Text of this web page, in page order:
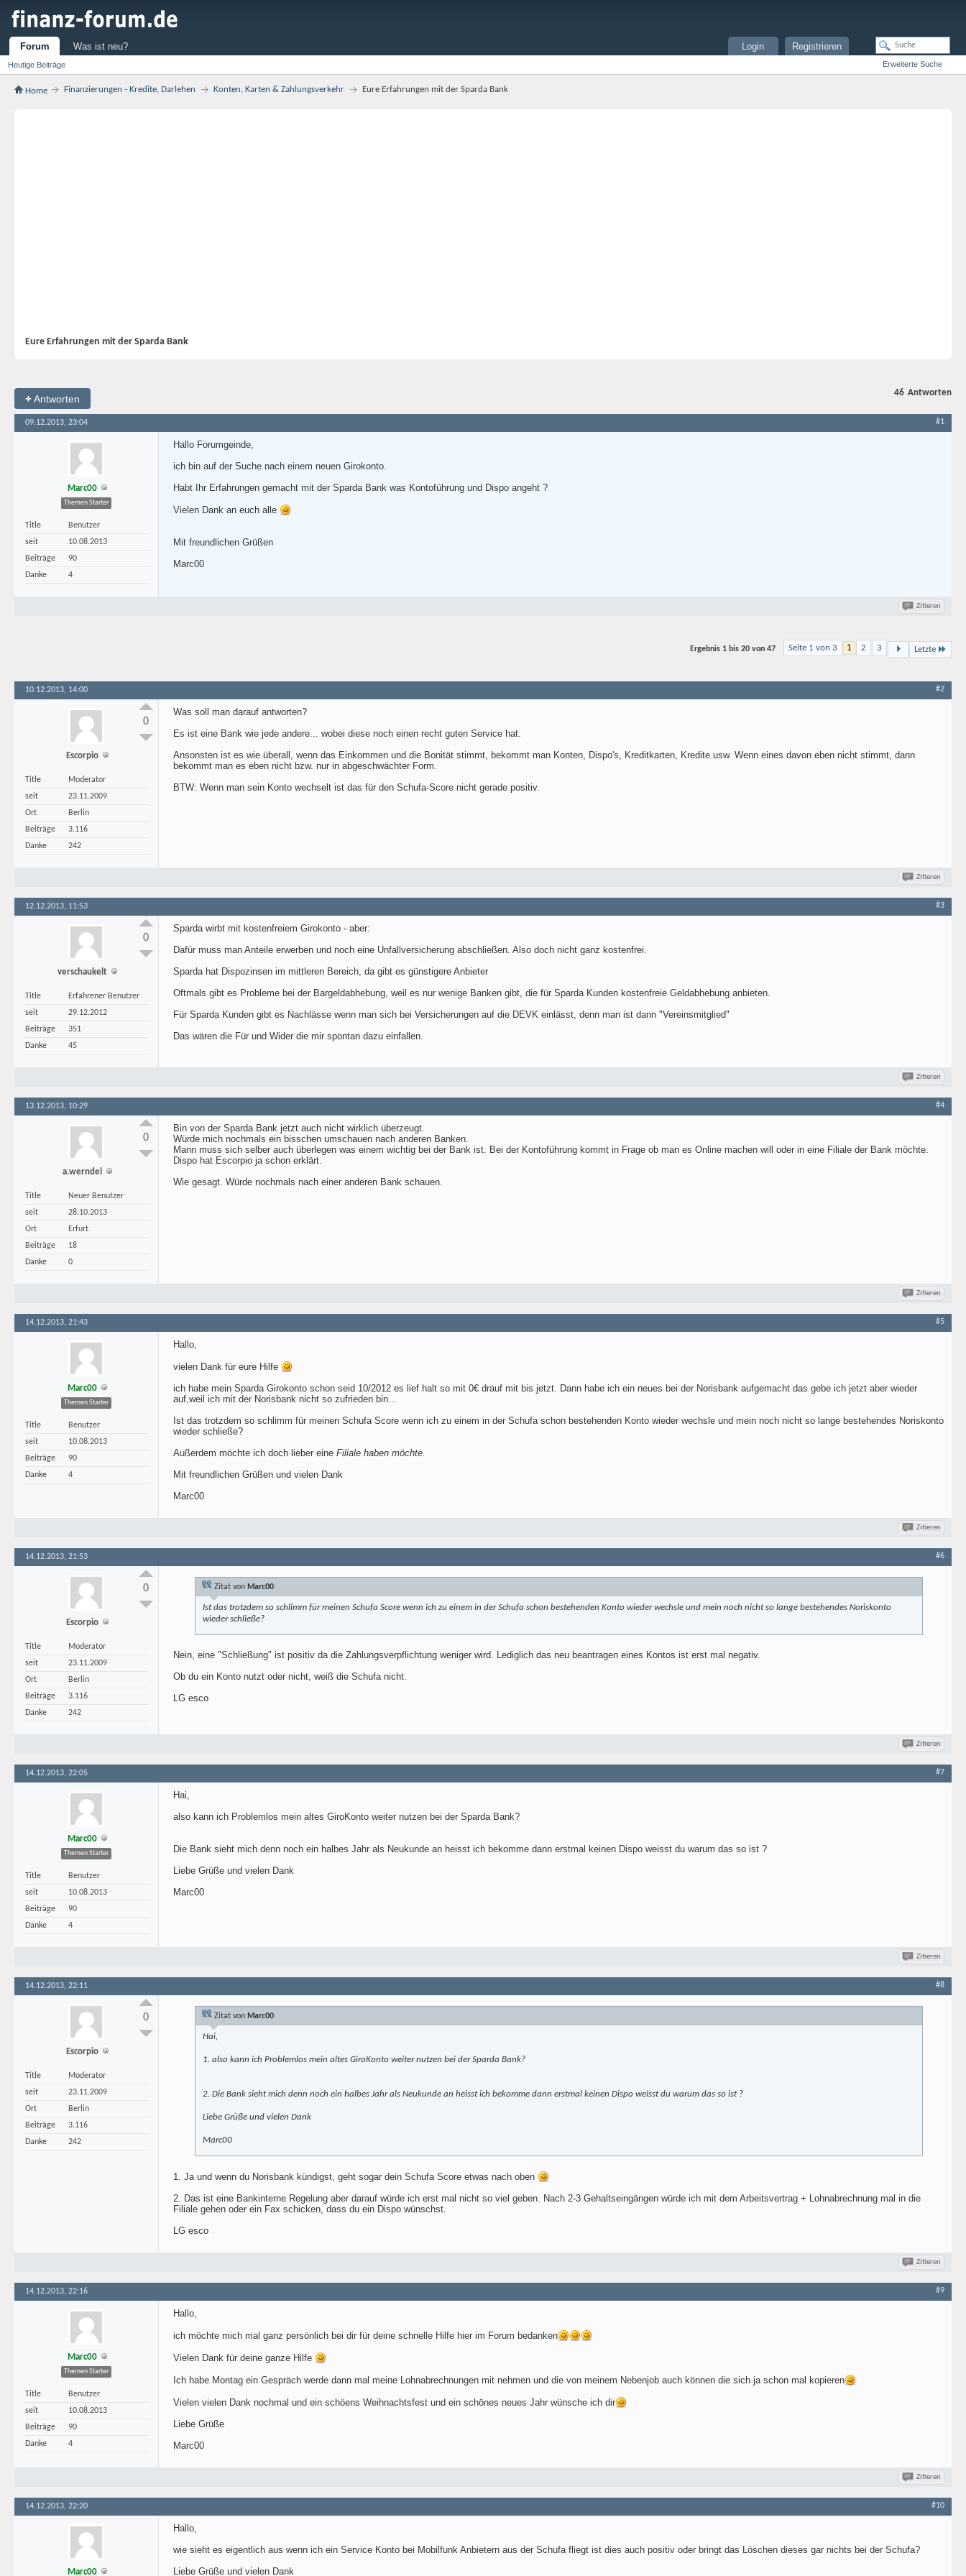
Forum
Heutige Beiträge
Was ist neu? Registrieren
Login
Erweiterte Suche
Home Finanzierungen - Kredite, Darlehen Konten, Karten & Zahlungsverkehr Eure Erfahrungen mit der Sparda Bank
Eure Erfahrungen mit der Sparda Bank
+Antworten
46 Antworten
09.12.2013, 23:04 #1
Marc00
Themen Starter
Title
Benutzer
seit
10.08.2013
Beiträge
90
Danke
4
Hallo Forumgeinde,
ich bin auf der Suche nach einem neuen Girokonto.
Habt Ihr Erfahrungen gemacht mit der Sparda Bank was Kontoführung und Dispo angeht ?
Vielen Dank an euch alle
Mit freundlichen Grüßen
Marc00
Zitieren
Seite 1 von 3 1 2 3 Letzte
Ergebnis 1 bis 20 von 47
10.12.2013, 14:00 #2
Escorpio
Title
Moderator
seit
23.11.2009
Ort
Berlin
Beiträge
3.116
Danke
242
0
Was soll man darauf antworten?
Es ist eine Bank wie jede andere... wobei diese noch einen recht guten Service hat.
Ansonsten ist es wie überall, wenn das Einkommen und die Bonität stimmt, bekommt man Konten, Dispo's, Kreditkarten, Kredite usw. Wenn eines davon eben nicht stimmt, dann
bekommt man es eben nicht bzw. nur in abgeschwächter Form.
BTW: Wenn man sein Konto wechselt ist das für den Schufa-Score nicht gerade positiv.
Zitieren
12.12.2013, 11:53 #3
verschaukelt
Title
Erfahrener Benutzer
seit
29.12.2012
Beiträge
351
Danke
45
0
Sparda wirbt mit kostenfreiem Girokonto - aber:
Dafür muss man Anteile erwerben und noch eine Unfallversicherung abschließen. Also doch nicht ganz kostenfrei.
Sparda hat Dispozinsen im mittleren Bereich, da gibt es günstigere Anbieter
Oftmals gibt es Probleme bei der Bargeldabhebung, weil es nur wenige Banken gibt, die für Sparda Kunden kostenfreie Geldabhebung anbieten.
Für Sparda Kunden gibt es Nachlässe wenn man sich bei Versicherungen auf die DEVK einlässt, denn man ist dann "Vereinsmitglied"
Das wären die Für und Wider die mir spontan dazu einfallen.
Zitieren
13.12.2013, 10:29 #4
a.werndel
Title
Neuer Benutzer
seit
28.10.2013
Ort
Erfurt
Beiträge
18
Danke
0
0
Bin von der Sparda Bank jetzt auch nicht wirklich überzeugt.
Würde mich nochmals ein bisschen umschauen nach anderen Banken.
Mann muss sich selber auch überlegen was einem wichtig bei der Bank ist. Bei der Kontoführung kommt in Frage ob man es Online machen will oder in eine Filiale der Bank möchte.
Dispo hat Escorpio ja schon erklärt.
Wie gesagt. Würde nochmals nach einer anderen Bank schauen.
Zitieren
14.12.2013, 21:43 #5
Marc00
Themen Starter
Title
Benutzer
seit
10.08.2013
Beiträge
90
Danke
4
Hallo,
vielen Dank für eure Hilfe
ich habe mein Sparda Girokonto schon seid 10/2012 es lief halt so mit 0€ drauf mit bis jetzt. Dann habe ich ein neues bei der Norisbank aufgemacht das gebe ich jetzt aber wieder
auf,weil ich mit der Norisbank nicht so zufrieden bin...
Ist das trotzdem so schlimm für meinen Schufa Score wenn ich zu einem in der Schufa schon bestehenden Konto wieder wechsle und mein noch nicht so lange bestehendes Noriskonto
wieder schließe?
Außerdem möchte ich doch lieber eine Filiale haben möchte.
Mit freundlichen Grüßen und vielen Dank
Marc00
Zitieren
14.12.2013, 21:53 #6
Escorpio
Title
Moderator
seit
23.11.2009
Ort
Berlin
Beiträge
3.116
Danke
242
0 Zitat von Marc00
Ist das trotzdem so schlimm für meinen Schufa Score wenn ich zu einem in der Schufa schon bestehenden Konto wieder wechsle und mein noch nicht so lange bestehendes Noriskonto
wieder schließe?
Nein, eine "Schließung" ist positiv da die Zahlungsverpflichtung weniger wird. Lediglich das neu beantragen eines Kontos ist erst mal negativ.
Ob du ein Konto nutzt oder nicht, weiß die Schufa nicht.
LG esco
Zitieren
14.12.2013, 22:05 #7
Marc00
Themen Starter
Title
Benutzer
seit
10.08.2013
Beiträge
90
Danke
4
Hai,
also kann ich Problemlos mein altes GiroKonto weiter nutzen bei der Sparda Bank?
Die Bank sieht mich denn noch ein halbes Jahr als Neukunde an heisst ich bekomme dann erstmal keinen Dispo weisst du warum das so ist ?
Liebe Grüße und vielen Dank
Marc00
Zitieren
14.12.2013, 22:11 #8
Escorpio
Title
Moderator
seit
23.11.2009
Ort
Berlin
Beiträge
3.116
Danke
242
0 Zitat von Marc00
Hai,
1. also kann ich Problemlos mein altes GiroKonto weiter nutzen bei der Sparda Bank?
2. Die Bank sieht mich denn noch ein halbes Jahr als Neukunde an heisst ich bekomme dann erstmal keinen Dispo weisst du warum das so ist ?
Liebe Grüße und vielen Dank
Marc00
1. Ja und wenn du Norisbank kündigst, geht sogar dein Schufa Score etwas nach oben
2. Das ist eine Bankinterne Regelung aber darauf würde ich erst mal nicht so viel geben. Nach 2-3 Gehaltseingängen würde ich mit dem Arbeitsvertrag + Lohnabrechnung mal in die
Filiale gehen oder ein Fax schicken, dass du ein Dispo wünschst.
LG esco
Zitieren
14.12.2013, 22:16 #9
Marc00
Themen Starter
Title
Benutzer
seit
10.08.2013
Beiträge
90
Danke
4
Hallo,
ich möchte mich mal ganz persönlich bei dir für deine schnelle Hilfe hier im Forum bedanken
Vielen Dank für deine ganze Hilfe
Ich habe Montag ein Gespräch werde dann mal meine Lohnabrechnungen mit nehmen und die von meinem Nebenjob auch können die sich ja schon mal kopieren
Vielen vielen Dank nochmal und ein schöens Weihnachtsfest und ein schönes neues Jahr wünsche ich dir
Liebe Grüße
Marc00
Zitieren
14.12.2013, 22:20 #10
Marc00
Hallo,
wie sieht es eigentlich aus wenn ich ein Service Konto bei Mobilfunk Anbietern aus der Schufa fliegt ist dies auch positiv oder bringt das Löschen dieses gar nichts bei der Schufa?
Liebe Grüße und vielen Dank